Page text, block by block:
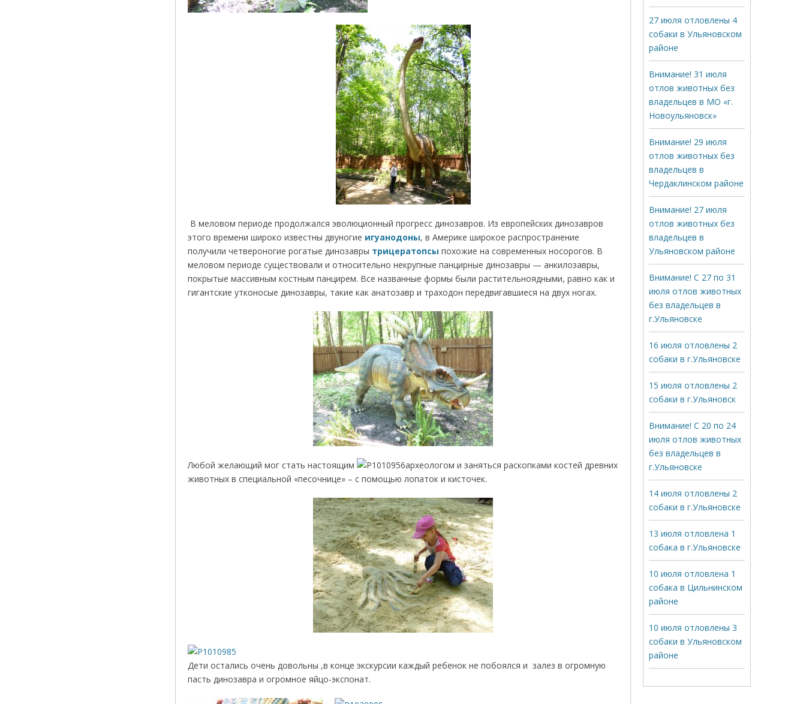
В меловом периоде продолжался эволюционный прогресс динозавров. Из европейских динозавров
этого времени широко известны двуногие игуанодоны, в Америке широкое распространение
получили четвероногие рогатые динозавры трицератопсы похожие на современных носорогов. В
меловом периоде существовали и относительно некрупные панцирные динозавры — анкилозавры,
покрытые массивным костным панцирем. Все названные формы были растительноядными, равно как и
гигантские утконосые динозавры, такие как анатозавр и траходон передвигавшиеся на двух ногах.
Любой желающий мог стать настоящим
археологом и заняться раскопками костей древних
животных в специальной «песочнице» – с помощью лопаток и кисточек.
Дети остались очень довольны ,в конце экскурсии каждый ребенок не побоялся и залез в огромную
пасть динозавра и огромное яйцо-экспонат.
27 июля отловлены 4
собаки в Ульяновском
районе
Внимание! 31 июля
отлов животных без
владельцев в МО «г.
Новоульяновск»
Внимание! 29 июля
отлов животных без
владельцев в
Чердаклинском районе
Внимание! 27 июля
отлов животных без
владельцев в
Ульяновском районе
Внимание! С 27 по 31
июля отлов животных
без владельцев в
г.Ульяновске
16 июля отловлены 2
собаки в г.Ульяновске
15 июля отловлены 2
собаки в г.Ульяновск
Внимание! С 20 по 24
июля отлов животных
без владельцев в
г.Ульяновске
14 июля отловлены 2
собаки в г.Ульяновске
13 июля отловлена 1
собака в г.Ульяновске
10 июля отловлена 1
собака в Цильнинском
районе
10 июля отловлены 3
собаки в Ульяновском
районе